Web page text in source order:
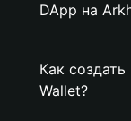
DApp на
Как
Wallet?